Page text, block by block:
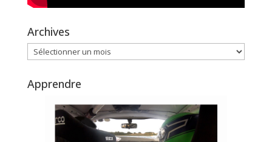
Archives
Archives
Apprendre